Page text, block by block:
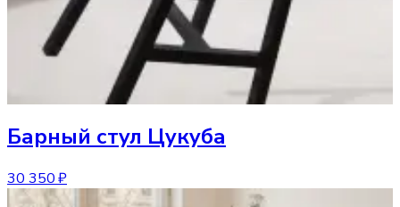
Барный стул Цукуба
30 350 ₽